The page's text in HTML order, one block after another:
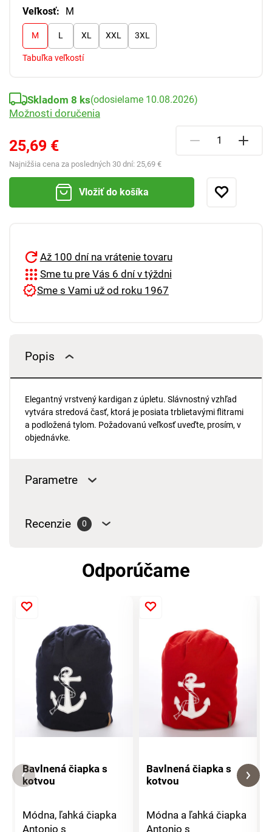
Veľkosť: M
M L XL XXL 3XL
Tabuľka veľkostí
25,69 €
Najnižšia cena za posledných 30 dní: 25,69 €
Skladom 8 ks(odosielame 10.08.2026)
Možnosti doručenia
Vložiť do košíka
Až 100 dní na vrátenie tovaru
Sme tu pre Vás 6 dní v týždni
Sme s Vami už od roku 1967
Popis
Elegantný vrstvený kardigan z úpletu. Slávnostný vzhľad
vytvára stredová časť, ktorá je posiata trblietavými flitrami
a podložená tylom. Požadovanú veľkosť uveďte, prosím, v
objednávke.
Parametre
Recenzie 0
Odporúčame
Bavlnená čiapka s
kotvou
Módna, ľahká čiapka
Antonio s
Bavlnená čiapka s
kotvou
Módna a ľahká čiapka
Antonio s